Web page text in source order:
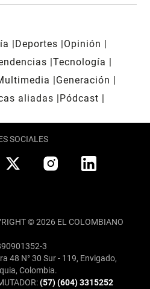
Deportes
Opinión
Tecnología
Generación
aliadas
Pódcast
SOCIALES
© 2026 EL COLOMBIANO
3
48 N° 30 Sur - 119, Envigado,
Colombia.
(57) (604) 3315252